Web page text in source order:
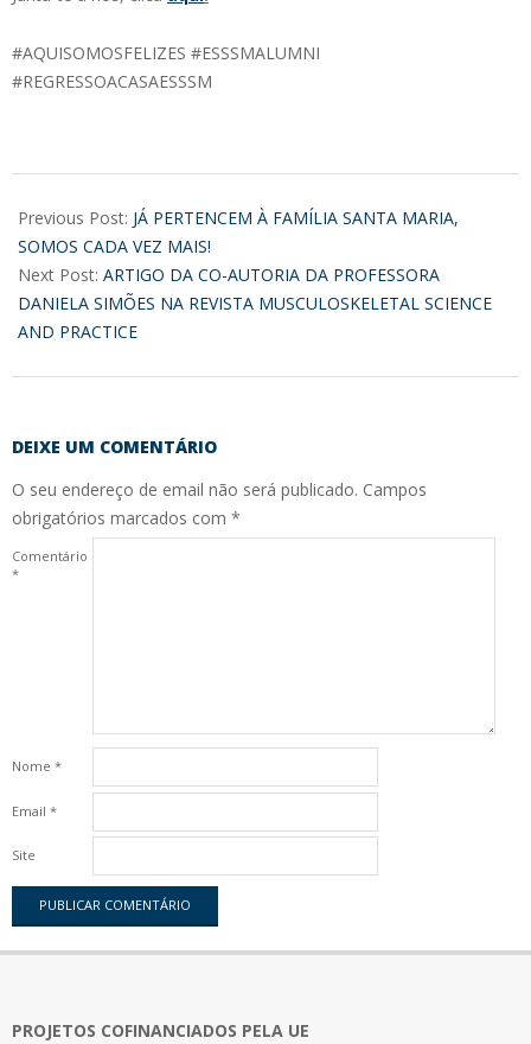
#AQUISOMOSFELIZES #ESSSMALUMNI
#REGRESSOACASAESSSM
09-
15
Previous Post: JÁ PERTENCEM À FAMÍLIA SANTA MARIA,
SOMOS CADA VEZ MAIS!
Next Post: ARTIGO DA CO-AUTORIA DA PROFESSORA
DANIELA SIMÕES NA REVISTA MUSCULOSKELETAL SCIENCE
AND PRACTICE
DEIXE UM COMENTÁRIO
O seu endereço de email não será publicado. Campos
obrigatórios marcados com *
Comentário
*
Nome *
Email *
Site
PROJETOS COFINANCIADOS PELA UE